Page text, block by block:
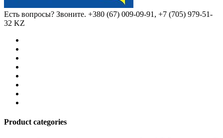
Есть вопросы? Звоните. +380 (67) 009-09-91, +7 (705) 979-51-
32 KZ
Product categories